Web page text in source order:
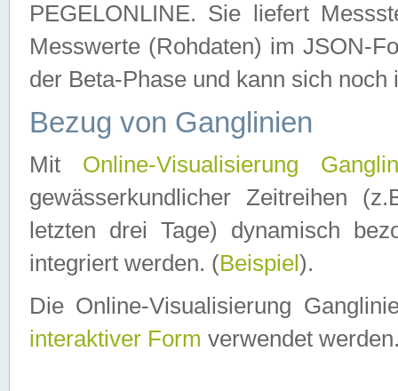
PEGELONLINE. Sie liefert
Messwerte (Rohdaten) im JSON-
der Beta-Phase und kann sich noch
Bezug von Ganglinien
Mit Online-Visualisierung
gewässerkundlicher Zeitreihen
letzten drei Tage) dynamisch
integriert werden. (Beispiel ).
Die Online-Visualisierung
interaktiver Form verwendet